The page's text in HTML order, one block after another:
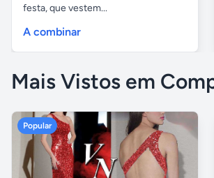
festa, que vestem...
A combinar
Mais Vistos em
Popular